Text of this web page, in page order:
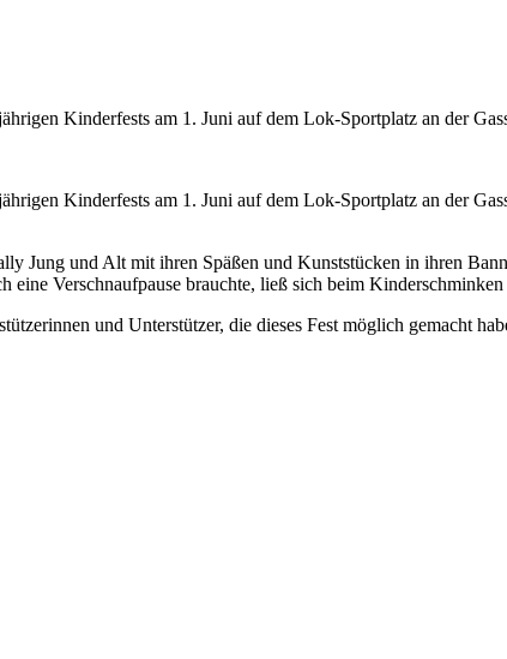
Kinderfests am 1. Juni auf dem Lok-Sportplatz an der
Kinderfests am 1. Juni auf dem Lok-Sportplatz an der
Jung und Alt mit ihren Späßen und Kunststücken in ihren
Verschnaufpause brauchte, ließ sich beim
und Unterstützer, die dieses Fest möglich gemacht